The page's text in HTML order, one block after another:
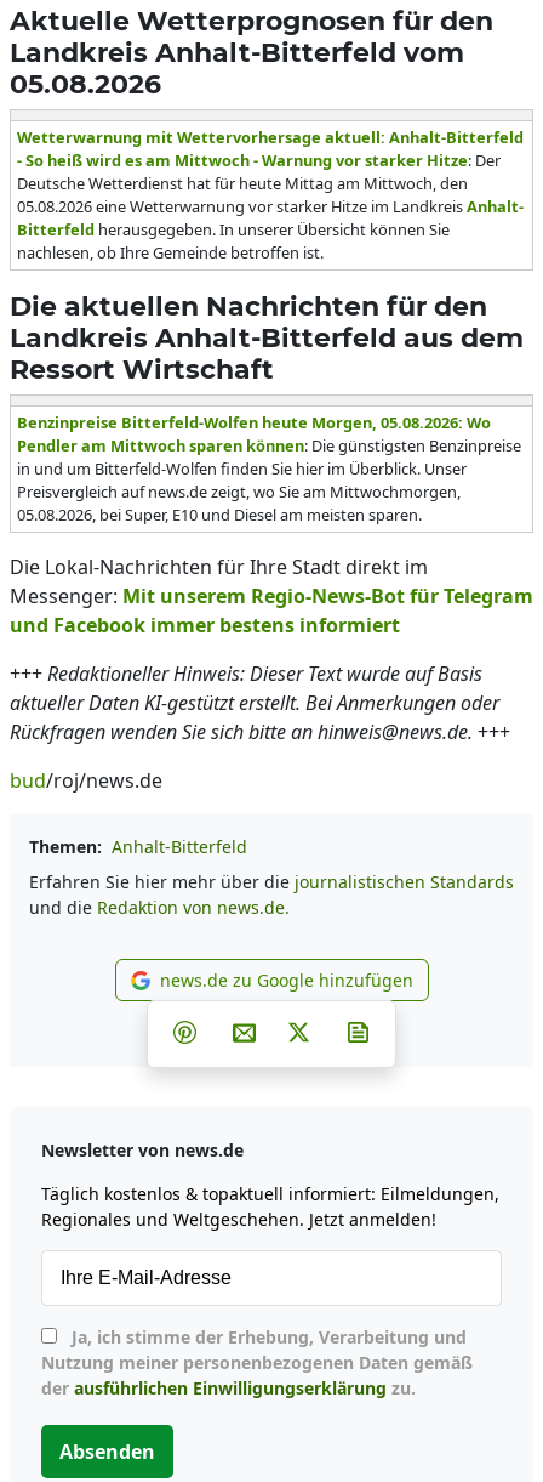
Aktuelle Wetterprognosen für den
Landkreis Anhalt-Bitterfeld vom
05.08.2026
Wetterwarnung mit Wettervorhersage aktuell: Anhalt-Bitterfeld
- So heiß wird es am Mittwoch - Warnung vor starker Hitze: Der
Deutsche Wetterdienst hat für heute Mittag am Mittwoch, den
05.08.2026 eine Wetterwarnung vor starker Hitze im LandkreisAnhalt-
Bitterfeldherausgegeben. In unserer Übersicht können Sie
nachlesen, ob Ihre Gemeinde betroffen ist.
Die aktuellen Nachrichten für den
Landkreis Anhalt-Bitterfeld aus dem
Ressort Wirtschaft
Benzinpreise Bitterfeld-Wolfen heute Morgen, 05.08.2026: Wo
Pendler am Mittwoch sparen können: Die günstigsten Benzinpreise
in und um Bitterfeld-Wolfen finden Sie hier im Überblick. Unser
Preisvergleich auf news.de zeigt, wo Sie am Mittwochmorgen,
05.08.2026, bei Super, E10 und Diesel am meisten sparen.
Die Lokal-Nachrichten für Ihre Stadt direkt im
Messenger: Mit unserem Regio-News-Bot für Telegram
und Facebook immer bestens informiert
+++Redaktioneller Hinweis: Dieser Text wurde auf Basis
aktueller Daten KI-gestützt erstellt. Bei Anmerkungen oder
Rückfragen wenden Sie sich bitte an hinweis@news.de. +++
bud/roj/news.de
Themen: Anhalt-Bitterfeld
Erfahren Sie hier mehr über die journalistischen Standards
und die Redaktion von news.de.
news.de zu Google
news.de zu Google hinzufügen
Teilen auf Facebook
Teilen auf Whatsapp
Teilen auf Telegram
Teilen auf Pinterest
Per E-Mail teilen
Post auf X
Newsletter von news.de
Täglich kostenlos & topaktuell informiert: Eilmeldungen,
Regionales und Weltgeschehen. Jetzt anmelden!
Nutzung meiner personenbezogenen Daten gemäß
der ausführlichen Einwilligungserklärung zu.
Absenden